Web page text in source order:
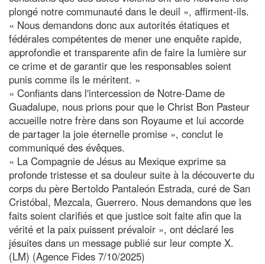
plongé notre communauté dans le deuil », affirment-ils.
« Nous demandons donc aux autorités étatiques et
fédérales compétentes de mener une enquête rapide,
approfondie et transparente afin de faire la lumière sur
ce crime et de garantir que les responsables soient
punis comme ils le méritent. »
« Confiants dans l'intercession de Notre-Dame de
Guadalupe, nous prions pour que le Christ Bon Pasteur
accueille notre frère dans son Royaume et lui accorde
de partager la joie éternelle promise », conclut le
communiqué des évêques.
« La Compagnie de Jésus au Mexique exprime sa
profonde tristesse et sa douleur suite à la découverte du
corps du père Bertoldo Pantaleón Estrada, curé de San
Cristóbal, Mezcala, Guerrero. Nous demandons que les
faits soient clarifiés et que justice soit faite afin que la
vérité et la paix puissent prévaloir », ont déclaré les
jésuites dans un message publié sur leur compte X.
(LM) (Agence Fides 7/10/2025)